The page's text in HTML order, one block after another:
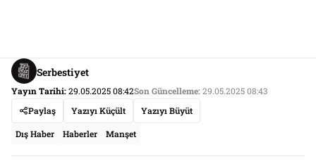
Serbestiyet
Yayın Tarihi:29.05.2025 08:42Son Güncelleme:29.05.2025 08:43
Paylaş
Yazıyı Küçült Yazıyı Büyüt
Dış Haber Haberler Manşet